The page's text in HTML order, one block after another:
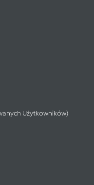
Użytkowników)